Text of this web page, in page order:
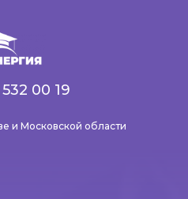
и Московской области
00 19